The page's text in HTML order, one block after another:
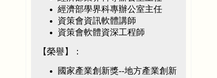
經濟部學界科專辦公室主任
資策會資訊軟體講師
資策會軟體資深工程師
【榮譽】：
國家產業創新獎--地方產業創新